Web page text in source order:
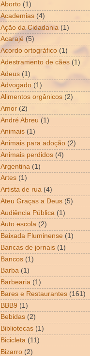
Aborto (1)
Academias (4)
Ação da Cidadania (1)
Acarajé (5)
Acordo ortográfico (1)
Adestramento de cães (1)
Adeus (1)
Advogado (1)
Alimentos orgânicos (2)
Amor (2)
André Abreu (1)
Animais (1)
Animais para adoção (2)
Animais perdidos (4)
Argentina (1)
Artes (1)
Artista de rua (4)
Ateu Graças a Deus (5)
Audiência Pública (1)
Auto escola (2)
Baixada Fluminense (1)
Bancas de jornais (1)
Bancos (1)
Barba (1)
Barbearia (1)
Bares e Restaurantes (161)
BBB9 (1)
Bebidas (2)
Bibliotecas (1)
Bicicleta (11)
Bizarro (2)